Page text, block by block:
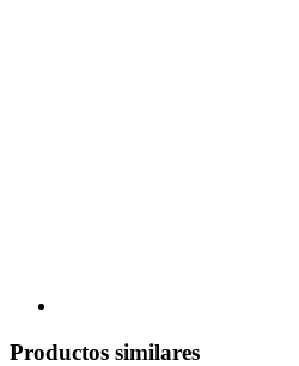
Productos similares